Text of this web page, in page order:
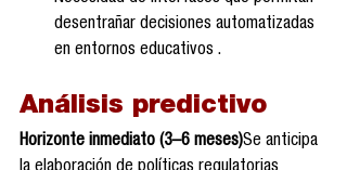
desentrañar decisiones automatizadas
en entornos educativos .
Análisis predictivo
Horizonte inmediato (3–6 meses)Se anticipa